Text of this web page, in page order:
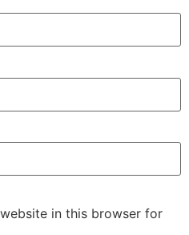
in this browser for